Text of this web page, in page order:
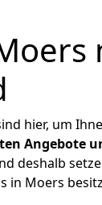
hier, um
Angebote
deshalb
in Moers